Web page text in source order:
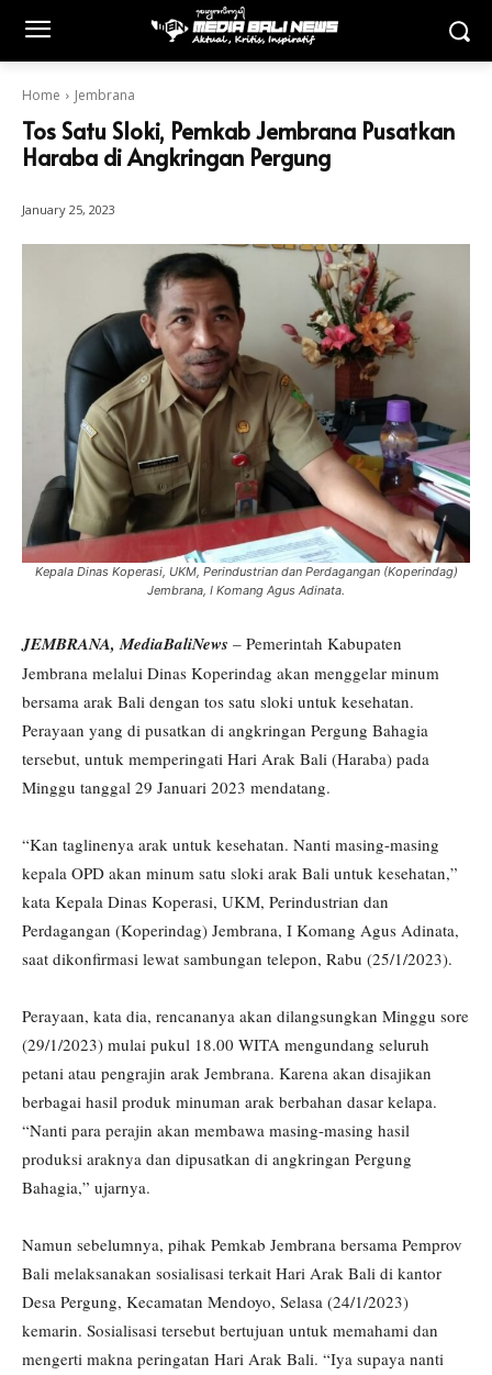
Home Jembrana
Tos Satu Sloki, Pemkab Jembrana Pusatkan
Haraba di Angkringan Pergung
January 25, 2023
Kepala Dinas Koperasi, UKM, Perindustrian dan Perdagangan (Koperindag)
Jembrana, I Komang Agus Adinata.
JEMBRANA, MediaBaliNews – Pemerintah Kabupaten
Jembrana melalui Dinas Koperindag akan menggelar minum
bersama arak Bali dengan tos satu sloki untuk kesehatan.
Perayaan yang di pusatkan di angkringan Pergung Bahagia
tersebut, untuk memperingati Hari Arak Bali (Haraba) pada
Minggu tanggal 29 Januari 2023 mendatang.
“Kan taglinenya arak untuk kesehatan. Nanti masing-masing
kepala OPD akan minum satu sloki arak Bali untuk kesehatan,”
kata Kepala Dinas Koperasi, UKM, Perindustrian dan
Perdagangan (Koperindag) Jembrana, I Komang Agus Adinata,
saat dikonfirmasi lewat sambungan telepon, Rabu (25/1/2023).
Perayaan, kata dia, rencananya akan dilangsungkan Minggu sore
(29/1/2023) mulai pukul 18.00 WITA mengundang seluruh
petani atau pengrajin arak Jembrana. Karena akan disajikan
berbagai hasil produk minuman arak berbahan dasar kelapa.
“Nanti para perajin akan membawa masing-masing hasil
produksi araknya dan dipusatkan di angkringan Pergung
Bahagia,” ujarnya.
Namun sebelumnya, pihak Pemkab Jembrana bersama Pemprov
Bali melaksanakan sosialisasi terkait Hari Arak Bali di kantor
Desa Pergung, Kecamatan Mendoyo, Selasa (24/1/2023)
kemarin. Sosialisasi tersebut bertujuan untuk memahami dan
mengerti makna peringatan Hari Arak Bali. “Iya supaya nanti